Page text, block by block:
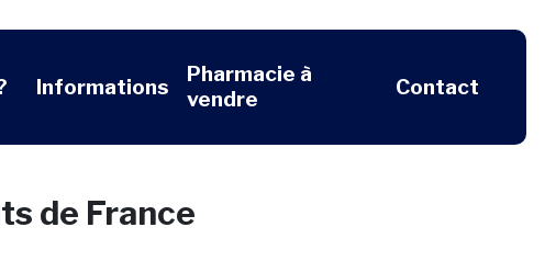
Informations
Pharmacie à
vendre
Contact
de France